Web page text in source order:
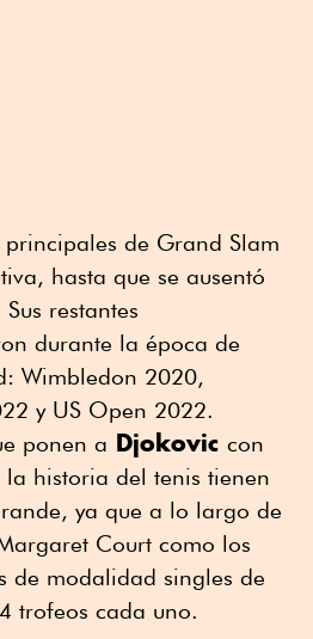
de Grand Slam
hasta que se ausentó
restantes
durante la época de
Wimbledon 2020,
y US Open 2022.
ponen a Djokovic con
historia del tenis tienen
ya que a lo largo de
Court como los
de modalidad singles de
trofeos cada uno.